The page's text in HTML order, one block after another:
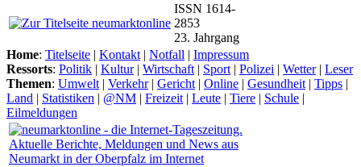
ISSN 1614-
2853
23. Jahrgang
Home: Titelseite | Kontakt | Notfall | Impressum
Ressorts: Politik | Kultur| Wirtschaft | Sport | Polizei | Wetter| Leser
Themen: Umwelt | Verkehr| Gericht | Online | Gesundheit | Tipps |
Land | Statistiken | @NM | Freizeit | Leute | Tiere | Schule |
Eilmeldungen